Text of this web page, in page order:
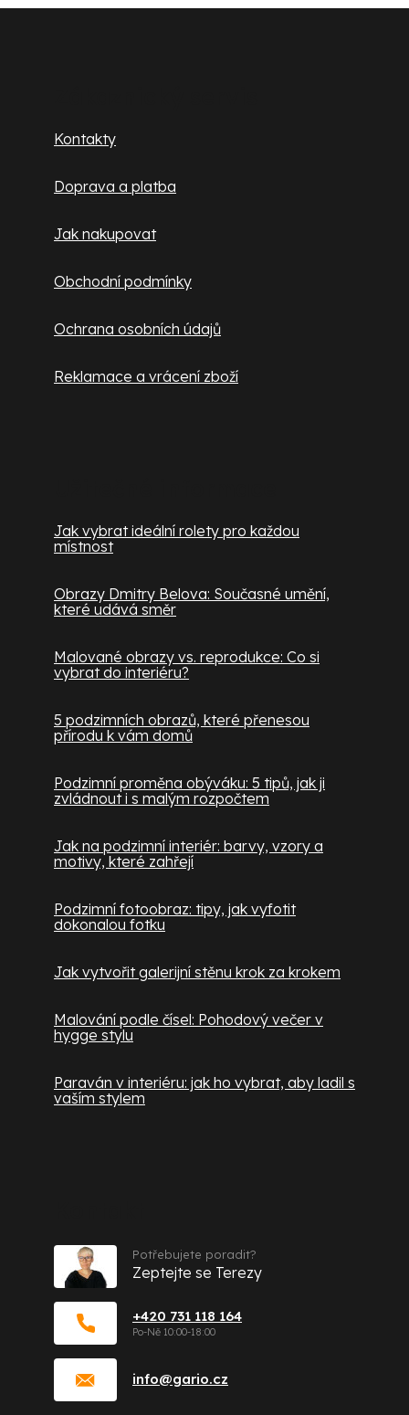
Kontakty
Doprava a platba
Jak nakupovat
Obchodní podmínky
Ochrana osobních údajů
Reklamace a vrácení zboží
Jak vybrat ideální rolety pro každou
místnost
Obrazy Dmitry Belova: Současné umění,
které udává směr
Malované obrazy vs. reprodukce: Co si
vybrat do interiéru?
5 podzimních obrazů, které přenesou
přírodu k vám domů
Podzimní proměna obýváku: 5 tipů, jak ji
zvládnout i s malým rozpočtem
Jak na podzimní interiér: barvy, vzory a
motivy, které zahřejí
Podzimní fotoobraz: tipy, jak vyfotit
dokonalou fotku
Jak vytvořit galerijní stěnu krok za krokem
Malování podle čísel: Pohodový večer v
hygge stylu
Paraván v interiéru: jak ho vybrat, aby ladil s
vaším stylem
info@gario.cz
+420 731 118 164
Potřebujete poradit?
Zeptejte se Terezy